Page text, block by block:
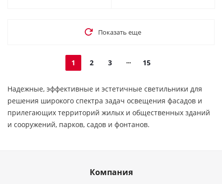
Показать еще
1 2 3 15
Надежные, эффективные и эстетичные светильники для
решения широкого спектра задач освещения фасадов и
прилегающих территорий жилых и общественных зданий
и сооружений, парков, садов и фонтанов.
Компания